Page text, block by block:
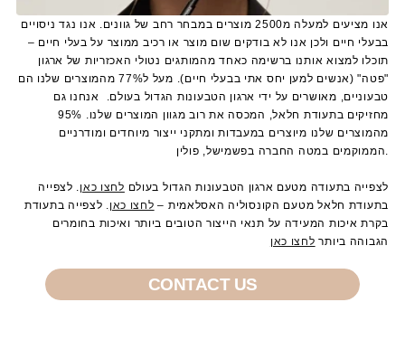
אנו מציעים למעלה מ2500 מוצרים במבחר רחב של גוונים. אנו נגד ניסויים
בבעלי חיים ולכן אנו לא בודקים שום מוצר או רכיב ממוצר על בעלי חיים –
תוכלו למצוא אותנו ברשימה כאחד מהמותגים נטולי האכזריות של ארגון
"פטה" (אנשים למען יחס אתי בבעלי חיים). מעל ל77% מהמוצרים שלנו הם
טבעוניים, מאושרים על ידי ארגון הטבעונות הגדול בעולם. אנחנו גם
מחזיקים בתעודת חלאל, המכסה את רוב מגוון המוצרים שלנו. 95%
מהמוצרים שלנו מיוצרים במעבדות ומתקני ייצור מיוחדים ומודרניים
הממוקמים במטה החברה בפשמישל, פולין.
לצפייה בתעודה מטעם ארגון הטבעונות הגדול בעולם לחצו כאן. לצפייה
בתעודת חלאל מטעם הקונסוליה האסלאמית – לחצו כאן. לצפייה בתעודת
בקרת איכות המעידה על תנאי הייצור הטובים ביותר ואיכות בחומרים
הגבוהה ביותר לחצו כאן
CONTACT US